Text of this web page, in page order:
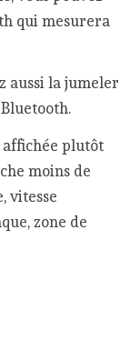
qui mesurera
aussi la jumeler
affichée plutôt
moins de
vitesse
zone de